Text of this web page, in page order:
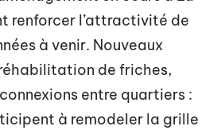
renforcer l’attractivité de
à venir. Nouveaux
de friches,
entre quartiers :
à remodeler la grille